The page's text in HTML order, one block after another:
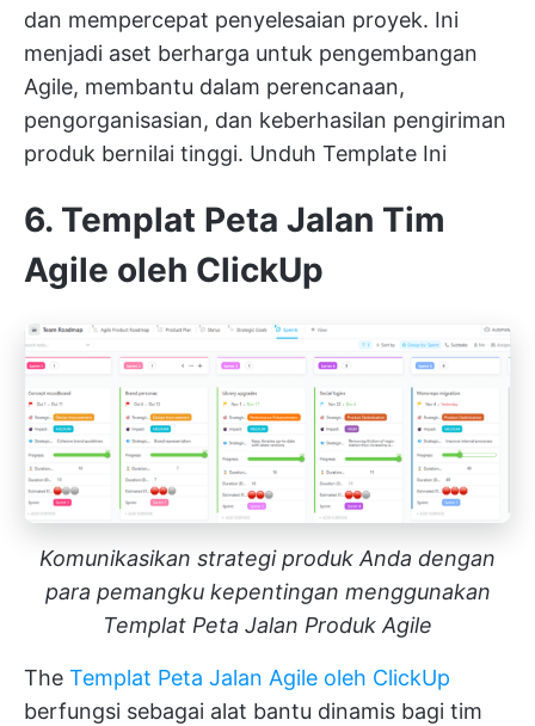
dan mempercepat penyelesaian proyek. Ini
menjadi aset berharga untuk pengembangan
Agile, membantu dalam perencanaan,
pengorganisasian, dan keberhasilan pengiriman
produk bernilai tinggi. Unduh Template Ini
6. Templat Peta Jalan Tim
Agile oleh ClickUp
Komunikasikan strategi produk Anda dengan
para pemangku kepentingan menggunakan
Templat Peta Jalan Produk Agile
The Templat Peta Jalan Agile oleh ClickUp
berfungsi sebagai alat bantu dinamis bagi tim